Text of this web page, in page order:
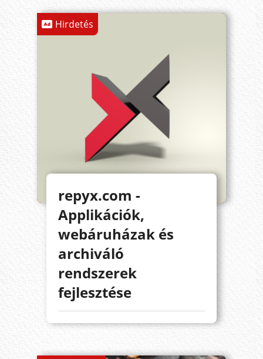
Hirdetés
repyx.com -
Applikációk,
webáruházak és
archiváló
rendszerek
fejlesztése